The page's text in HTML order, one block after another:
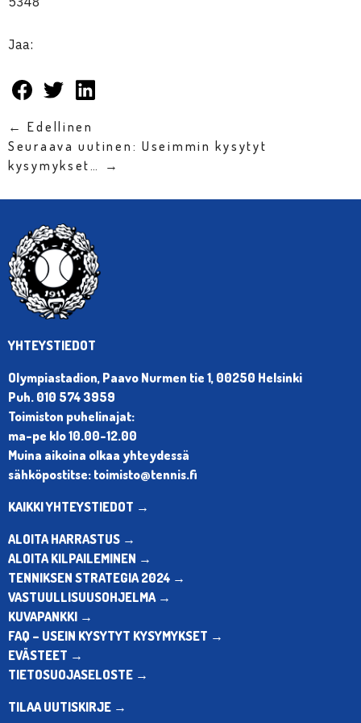
Jaa:
← Edellinen
Seuraava uutinen: Useimmin kysytyt
kysymykset… →
YHTEYSTIEDOT
Olympiastadion, Paavo Nurmen tie 1, 00250 Helsinki
Puh. 010 574 3959
Toimiston puhelinajat:
ma-pe klo 10.00-12.00
Muina aikoina olkaa yhteydessä
sähköpostitse: toimisto@tennis.fi
KAIKKI YHTEYSTIEDOT →
ALOITA HARRASTUS →
ALOITA KILPAILEMINEN →
TENNIKSEN STRATEGIA 2024 →
VASTUULLISUUSOHJELMA →
KUVAPANKKI →
FAQ – USEIN KYSYTYT KYSYMYKSET →
EVÄSTEET →
TIETOSUOJASELOSTE →
TILAA UUTISKIRJE →